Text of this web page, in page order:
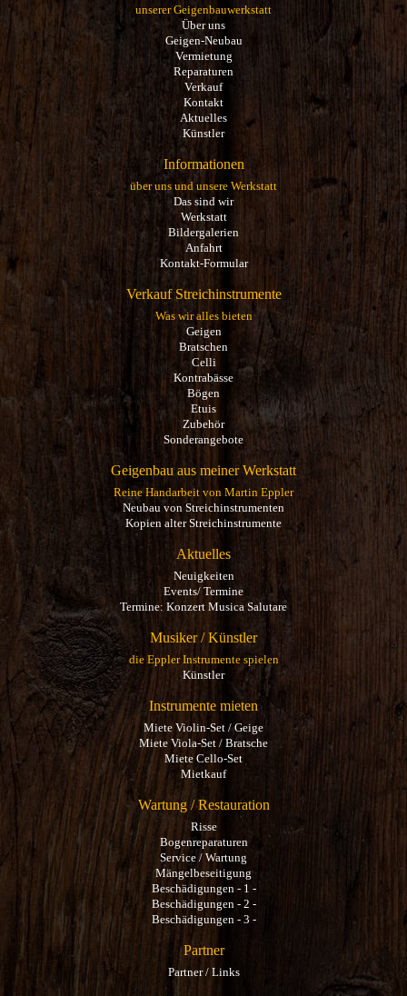
unserer Geigenbauwerkstatt
Über uns
Geigen-Neubau
Vermietung
Reparaturen
Verkauf
Kontakt
Aktuelles
Künstler
Informationen
über uns und unsere Werkstatt
Das sind wir
Werkstatt
Bildergalerien
Anfahrt
Kontakt-Formular
Verkauf Streichinstrumente
Was wir alles bieten
Geigen
Bratschen
Celli
Kontrabässe
Bögen
Etuis
Zubehör
Sonderangebote
Geigenbau aus meiner Werkstatt
Reine Handarbeit von Martin Eppler
Neubau von Streichinstrumenten
Kopien alter Streichinstrumente
Aktuelles
Neuigkeiten
Events/ Termine
Termine: Konzert Musica Salutare
Musiker / Künstler
die Eppler Instrumente spielen
Künstler
Instrumente mieten
Miete Violin-Set / Geige
Miete Viola-Set / Bratsche
Miete Cello-Set
Mietkauf
Wartung / Restauration
Risse
Bogenreparaturen
Service / Wartung
Mängelbeseitigung
Beschädigungen - 1 -
Beschädigungen - 2 -
Beschädigungen - 3 -
Partner
Partner / Links